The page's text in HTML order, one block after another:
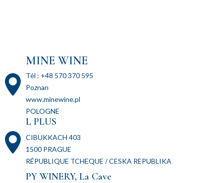
MINE WINE
Tél : +48 570 370 595
Poznan
www.minewine.pl
POLOGNE
L PLUS
CIBUKKACH 403
1500 PRAGUE
RÉPUBLIQUE TCHEQUE / CESKA REPUBLIKA
PY WINERY, La Cave